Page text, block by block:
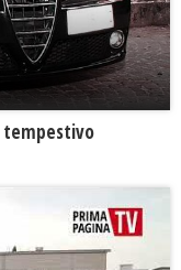
tempestivo